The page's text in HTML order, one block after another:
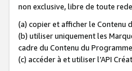
non exclusive, libre de toute
(a) copier et afficher le Contenu
(b) utiliser uniquement les
cadre du Contenu du
(c) accéder à et utiliser l’API